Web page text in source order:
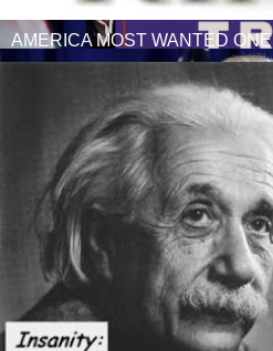
AMERICA MOST WANTED ONE